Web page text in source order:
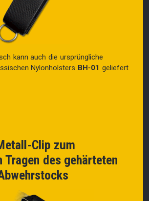
kann auch die ursprüngliche
Nylonholsters BH-01 geliefert
Clip zum
Tragen des gehärteten